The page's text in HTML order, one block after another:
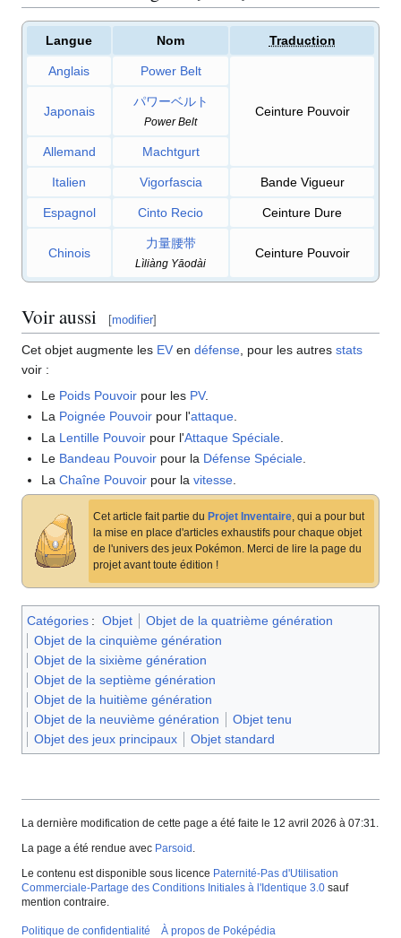
Langue Nom Traduction
Anglais Power Belt
Ceinture Pouvoir
Japonais
パワーベルト
Power Belt
Allemand Machtgurt
Italien Vigorfascia Bande Vigueur
Espagnol Cinto Recio Ceinture Dure
Chinois
力量腰带
Lìliàng Yāodài
Ceinture Pouvoir
Voir aussi [modifier]
Cet objet augmente les EV en défense , pour les autres stats
voir :
Le Poids Pouvoir pour les PV.
La Poignée Pouvoir pour l'attaque.
La Lentille Pouvoir pour l'Attaque Spéciale
Le Bandeau Pouvoir pour la Défense Spéciale
LaChaîne Pouvoir pour lavitesse
Cet article fait partie du Projet Inventaire, qui a pour but
la mise en place d'articles exhaustifs pour chaque objet
de l'univers des jeux Pokémon. Merci de lire la page du
projet avant toute édition !
Catégories : Objet
Objet de la quatrième génération
Objet de la cinquième génération
Objet de la sixième génération
Objet de la septième génération
Objet de la huitième génération
Objet de la neuvième génération
Objet tenu
Objet des jeux principaux
Objet standard
La dernière modification de cette page a été faite le 12 avril 2026 à 07:31.
La page a été rendue avec Parsoid .
Le contenu est disponible sous licence Paternité-Pas d'Utilisation
Commerciale-Partage des Conditions Initiales à l'Identique 3.0 sauf
mention contraire.
Politique de confidentialité À propos de Poképédia